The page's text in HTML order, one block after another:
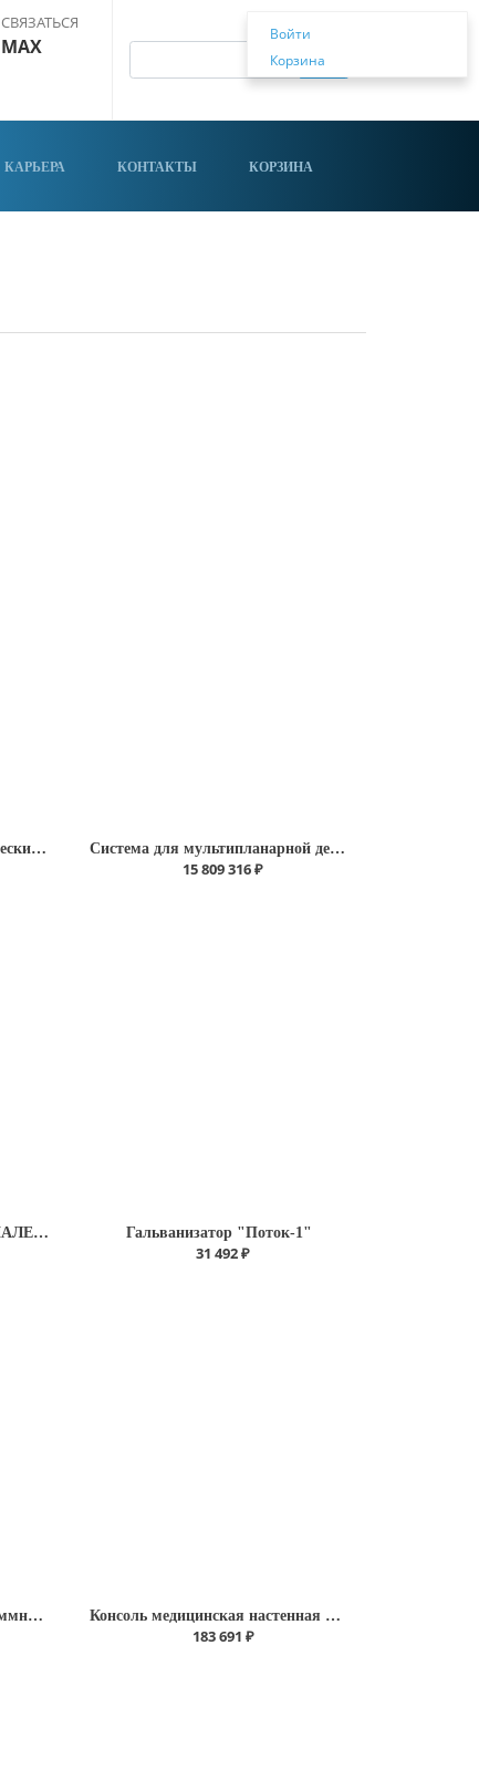
СВЯЗАТЬСЯ
MAX
КАРЬЕРА КОНТАКТЫ КОРЗИНА
Войти
Корзина
Аппарат магнитотерапевтический "АЛМАГ-02" Система для мультипланарной декопрессии позвоночника McBrothers RoboSpine
15 809 316 ₽
Светильник настенный "ЭМАЛЕД 202W" однокупольный Гальванизатор "Поток-1"
31 492 ₽
Комплекс аппаратно-программный Дианел-5122 Консоль медицинская настенная КН-023-АльтН (однорядная) (дл.1240 мм.)
183 691 ₽